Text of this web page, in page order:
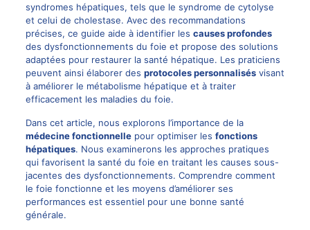
syndromes hépatiques, tels que le syndrome de cytolyse
et celui de cholestase. Avec des recommandations
précises, ce guide aide à identifier les causes profondes
des dysfonctionnements du foie et propose des solutions
adaptées pour restaurer la santé hépatique. Les praticiens
peuvent ainsi élaborer des protocoles personnalisésvisant
à améliorer le métabolisme hépatique et à traiter
efficacement les maladies du foie.
Dans cet article, nous explorons l’importance de la
médecine fonctionnellepour optimiser les fonctions
hépatiques. Nous examinerons les approches pratiques
qui favorisent la santé du foie en traitant les causes sous-
jacentes des dysfonctionnements. Comprendre comment
le foie fonctionne et les moyens d’améliorer ses
performances est essentiel pour une bonne santé
générale.